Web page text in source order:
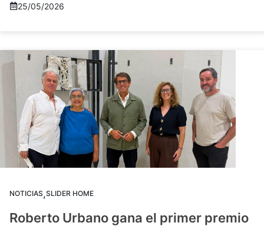
25/05/2026
NOTICIAS,SLIDER HOME
Roberto Urbano gana el primer premio